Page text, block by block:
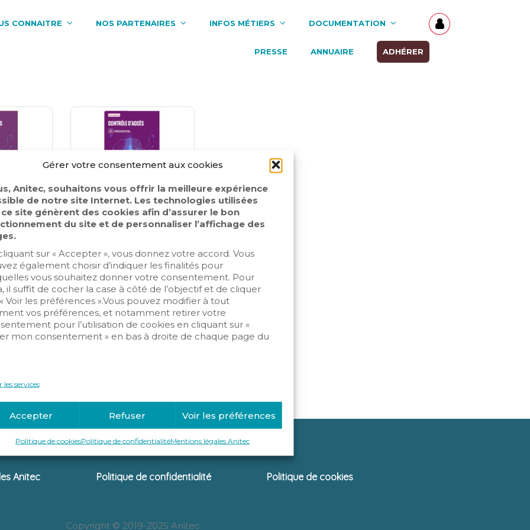
Gérer votre consentement aux cookies
Anitec, souhaitons vous offrir la meilleure expérience
de notre site Internet. Les technologies utilisées
site génèrent des cookies afin d’assurer le bon
du site et de personnaliser l’affichage des
sur « Accepter », vous donnez votre accord. Vous
également choisir d’indiquer les finalités pour
vous souhaitez donner votre consentement. Pour
il suffit de cocher la case à côté de l’objectif et de cliquer
Voir les préférences ».Vous pouvez modifier à tout
vos préférences, et notamment retirer votre
pour l’utilisation de cookies en cliquant sur «
mon consentement » en bas à droite de chaque page du
les services
Accepter Refuser Voir les préférences
Politique de cookiesPolitique de confidentialitéMentions légales Anitec
CONNAITRE NOS PARTENAIRES INFOS MÉTIERS DOCUMENTATION
PRESSE ANNUAIRE ADHÉRER
,Nos
–
–
2024
Actualités,Nos
Série
Marchés –
Contrôle
d’accès –
Résidentiel
Karine Clement
Anitec Politique de confidentialité Politique de cookies
Copyright © 2019-2025 Anitec